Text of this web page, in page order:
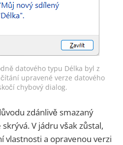
datového typu Délka byl z
upravené verze datového
chybový dialog.
zdánlivě smazaný
V jádru však zůstal,
vlastnosti a opravenou verzi